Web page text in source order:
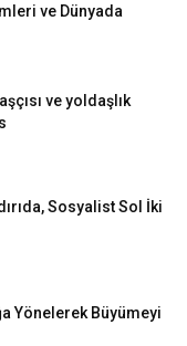
ve Dünyada
ve yoldaşlık
Sosyalist Sol İki
Yönelerek Büyümeyi